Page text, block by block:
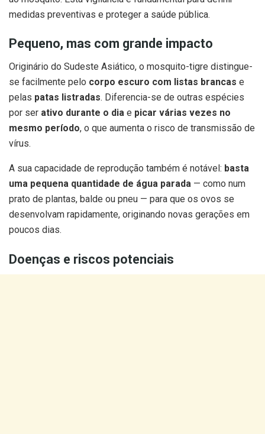
medidas preventivas e proteger a saúde pública.
Pequeno, mas com grande impacto
Originário do Sudeste Asiático, o mosquito-tigre distingue-
se facilmente pelo corpo escuro com listas brancas e
pelas patas listradas. Diferencia-se de outras espécies
por ser ativo durante o dia e picar várias vezes no
mesmo período, o que aumenta o risco de transmissão de
vírus.
A sua capacidade de reprodução também é notável: basta
uma pequena quantidade de água parada — como num
prato de plantas, balde ou pneu — para que os ovos se
desenvolvam rapidamente, originando novas gerações em
poucos dias.
Doenças e riscos potenciais